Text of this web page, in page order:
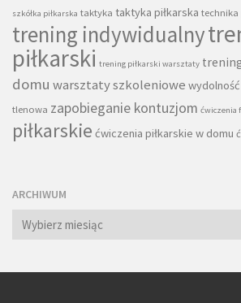
szkółka piłkarska taktyka taktyka piłkarska technika
trening indywidualny
piłkarski trening piłkarski warsztaty
domu warsztaty szkoleniowe
tlenowa zapobieganie kontuzjom ćwiczenia
piłkarskie ćwiczenia piłkarskie w domu
ARCHIWUM
Archiwum